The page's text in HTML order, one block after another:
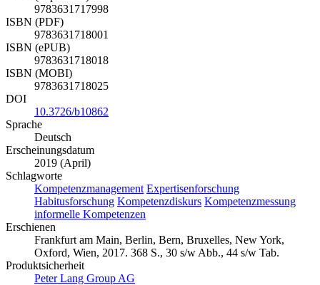
9783631717998
ISBN (PDF)
9783631718001
ISBN (ePUB)
9783631718018
ISBN (MOBI)
9783631718025
DOI
10.3726/b10862
Sprache
Deutsch
Erscheinungsdatum
2019 (April)
Schlagworte
Kompetenzmanagement Expertisenforschung
Habitusforschung Kompetenzdiskurs Kompetenzmessung
informelle Kompetenzen
Erschienen
Frankfurt am Main, Berlin, Bern, Bruxelles, New York,
Oxford, Wien, 2017. 368 S., 30 s/w Abb., 44 s/w Tab.
Produktsicherheit
Peter Lang Group AG